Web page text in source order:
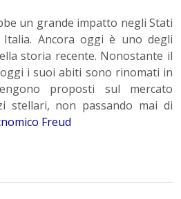
un grande impatto negli Stati
Ancora oggi è uno degli
storia recente. Nonostante il
i suoi abiti sono rinomati in
proposti sul mercato
stellari, non passando mai di
Freud